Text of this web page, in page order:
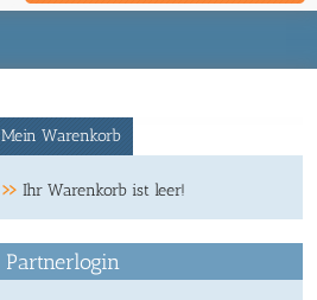
Mein Warenkorb
Ihr Warenkorb ist leer!
Partnerlogin